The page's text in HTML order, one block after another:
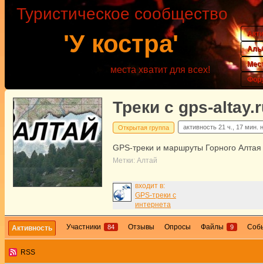
'У костра'
Туристическое сообщество
места хватит для всех!
Треки с gps-
Открытая группа активность 21 ч., 17 мин.
GPS-треки и маршруты Горного Алтая
Метки: Алтай
входит в:
GPS-треки с
интернета
Активность Участники 84 Отзывы Опросы Файлы 9
RSS